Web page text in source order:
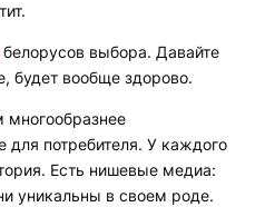
белорусов выбора. Давайте
будет вообще здорово.
многообразнее
потребителя. У каждого
Есть нишевые медиа:
уникальны в своем роде.